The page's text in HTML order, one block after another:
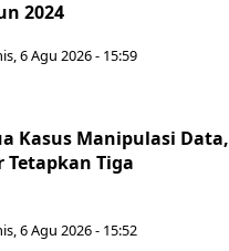
2024
6 Agu 2026 - 15:59
Kasus Manipulasi Data,
Tetapkan Tiga
6 Agu 2026 - 15:52